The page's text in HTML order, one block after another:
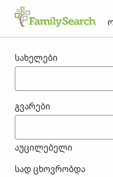
სახელები
გვარები
აუცილებელი
სად ცხოვრობდა